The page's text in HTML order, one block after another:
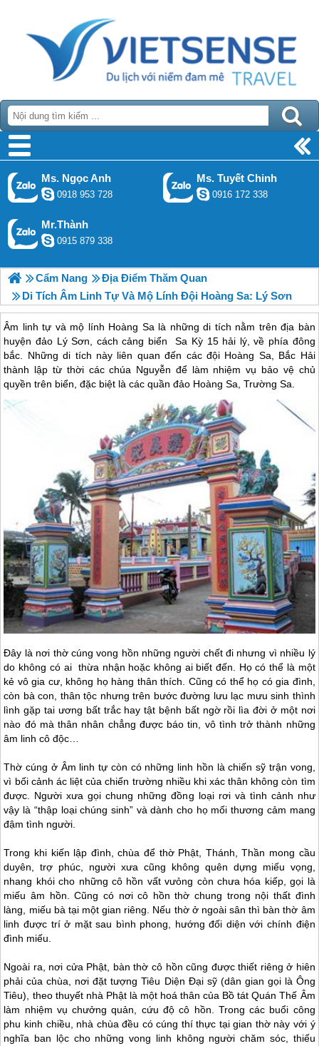
Ms. Ngọc Anh
0918 953 728
Ms. Tuyết Chinh
0916 172 338
Mr.Thành
0915 879 338
Cẩm Nang
Địa Điểm Thăm Quan
Di Tích Âm Linh Tự Và Mộ Lính Đội Hoàng Sa: Lý Sơn
Âm linh tự và mộ lính Hoàng Sa là những di tích nằm trên địa bàn
huyện đảo Lý Sơn, cách cảng biển Sa Kỳ 15 hải lý, về phía đông
bắc. Những di tích này liên quan đến các đội Hoàng Sa, Bắc Hải
thành lập từ thời các chúa Nguyễn để làm nhiệm vụ bảo vệ chủ
quyền trên biển, đặc biệt là các quần đảo Hoàng Sa, Trường Sa.
Đây là nơi thờ cúng vong hồn những người chết đi nhưng vì nhiều lý
do không có ai thừa nhận hoặc không ai biết đến. Họ có thể là một
kẻ vô gia cư, không họ hàng thân thích. Cũng có thể họ có gia đình,
còn bà con, thân tộc nhưng trên bước đường lưu lạc mưu sinh thình
lình gặp tai ương bất trắc hay tật bệnh bất ngờ rồi lìa đời ở một nơi
nào đó mà thân nhân chẳng được báo tin, vô tình trở thành những
âm linh cô độc…
Thờ cúng ở Âm linh tự còn có những linh hồn là chiến sỹ trận vong,
vì bối cảnh ác liệt của chiến trường nhiều khi xác thân không còn tìm
được. Người xưa gọi chung những đồng loại rơi và tình cảnh như
vậy là “thập loại chúng sinh” và dành cho họ mối thương cảm mang
đậm tình người.
Trong khi kiến lập đình, chùa để thờ Phật, Thánh, Thần mong cầu
duyên, trợ phúc, người xưa cũng không quên dựng miếu vọng,
nhang khói cho những cô hồn vất vưỏng còn chưa hóa kiếp, gọi là
miếu âm hồn. Cũng có nơi cô hồn thờ chung trong nội thất đình
làng, miếu bà tại một gian riêng. Nếu thờ ở ngoài sân thì bàn thờ âm
linh được trí ở mặt sau bình phong, hướng đối diện với chính điện
đình miếu.
Ngoài ra, nơi cửa Phật, bàn thờ cô hồn cũng được thiết riêng ở hiên
phải của chùa, nơi đặt tượng Tiêu Diện Đại sỹ (dân gian gọi là Ông
Tiêu), theo thuyết nhà Phật là một hoá thân của Bồ tát Quán Thế Âm
làm nhiệm vụ chưởng quản, cứu độ cô hồn. Trong các buổi công
phu kinh chiều, nhà chùa đều có cúng thí thực tại gian thờ này với ý
nghĩa ban lộc cho những vong linh không người chăm sóc, thiếu